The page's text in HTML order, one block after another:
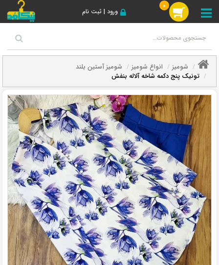
ورود | ثبت نام
0
شومیز انواع شومیز
شومیز آستین بلند
تونیک پنج دکمه شاخه آلاله بنفش